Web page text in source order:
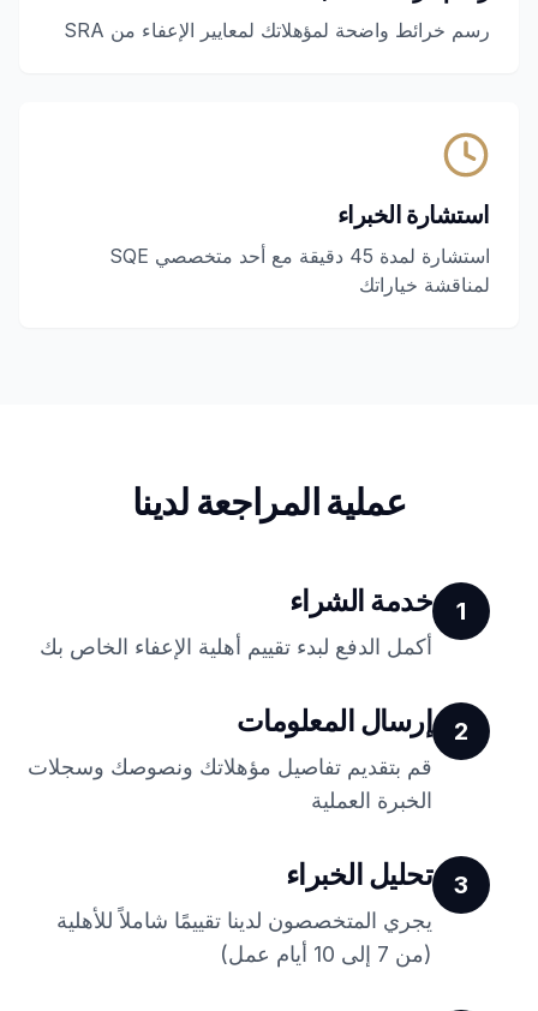
رسم خرائط واضحة لمؤهلاتك لمعايير الإعفاء من SRA
استشارة الخبراء
استشارة لمدة 45 دقيقة مع أحد متخصصي SQE
لمناقشة خياراتك
عملية المراجعة لدينا
1 خدمة الشراء
أكمل الدفع لبدء تقييم أهلية الإعفاء الخاص بك
2 إرسال المعلومات
قم بتقديم تفاصيل مؤهلاتك ونصوصك وسجلات
الخبرة العملية
3 تحليل الخبراء
يجري المتخصصون لدينا تقييمًا شاملاً للأهلية
(من 7 إلى 10 أيام عمل)